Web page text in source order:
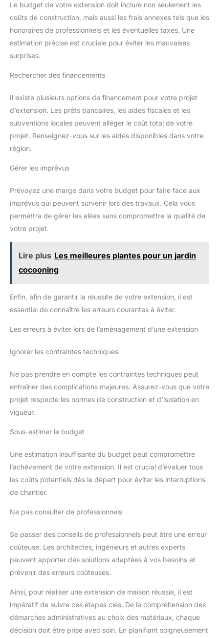
Le budget de votre extension doit inclure non seulement les
coûts de construction, mais aussi les frais annexes tels que les
honoraires de professionnels et les éventuelles taxes. Une
estimation précise est cruciale pour éviter les mauvaises
surprises.
Rechercher des financements
Il existe plusieurs options de financement pour votre projet
d’extension. Les prêts bancaires, les aides fiscales et les
subventions locales peuvent alléger le coût total de votre
projet. Renseignez-vous sur les aides disponibles dans votre
région.
Gérer les imprévus
Prévoyez une marge dans votre budget pour faire face aux
imprévus qui peuvent survenir lors des travaux. Cela vous
permettra de gérer les aléas sans compromettre la qualité de
votre projet.
Lire plus Les meilleures plantes pour un jardin
cocooning
Enfin, afin de garantir la réussite de votre extension, il est
essentiel de connaître les erreurs courantes à éviter.
Les erreurs à éviter lors de l’aménagement d’une extension
Ignorer les contraintes techniques
Ne pas prendre en compte les contraintes techniques peut
entraîner des complications majeures. Assurez-vous que votre
projet respecte les normes de construction et d’isolation en
vigueur.
Sous-estimer le budget
Une estimation insuffisante du budget peut compromettre
l’achèvement de votre extension. Il est crucial d’évaluer tous
les coûts potentiels dès le départ pour éviter les interruptions
de chantier.
Ne pas consulter de professionnels
Se passer des conseils de professionnels peut être une erreur
coûteuse. Les architectes, ingénieurs et autres experts
peuvent apporter des solutions adaptées à vos besoins et
prévenir des erreurs coûteuses.
Ainsi, pour réaliser une extension de maison réussie, il est
impératif de suivre ces étapes clés. De la compréhension des
démarches administratives au choix des matériaux, chaque
décision doit être prise avec soin. En planifiant soigneusement